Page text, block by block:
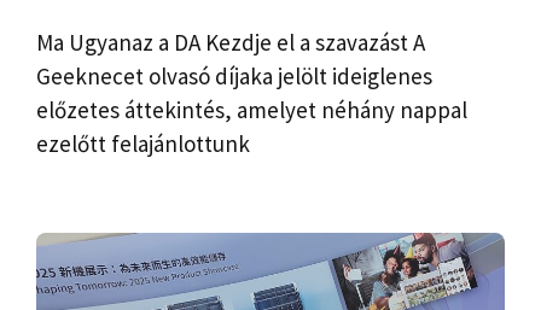
Ma Ugyanaz a DA Kezdje el a szavazást A
Geeknecet olvasó díjaka jelölt ideiglenes
előzetes áttekintés, amelyet néhány nappal
ezelőtt felajánlottunk